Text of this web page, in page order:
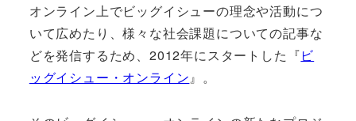
オンライン上でビッグイシューの理念や活動につ
いて広めたり、様々な社会課題についての記事な
どを発信するため、2012年にスタートした『ビ
ッグイシュー・オンライン』。